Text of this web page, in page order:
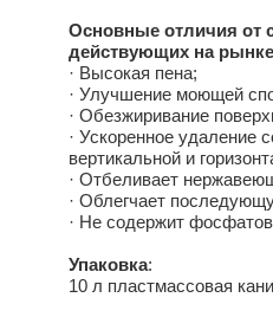
Основные отличия от
действующих на
· Высокая пена;
· Улучшение моющей
· Обезжиривание
· Ускоренное удаление
вертикальной и
· Отбеливает
· Облегчает
· Не содержит
Упаковка:
10 л пластмассовая